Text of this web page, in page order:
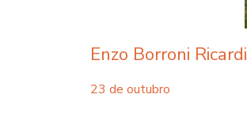
Enzo Borroni Ricardi
23 de outubro